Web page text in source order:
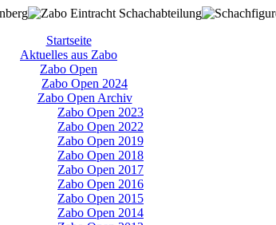
Startseite
Aktuelles aus Zabo
Zabo Open
Zabo Open 2024
Zabo Open Archiv
Zabo Open 2023
Zabo Open 2022
Zabo Open 2019
Zabo Open 2018
Zabo Open 2017
Zabo Open 2016
Zabo Open 2015
Zabo Open 2014